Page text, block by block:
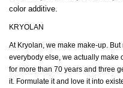
color additive.
KRYOLAN
At Kryolan, we make make-up.
everybody else, we actually make
for more than 70 years and three
it. Formulate it and love it into